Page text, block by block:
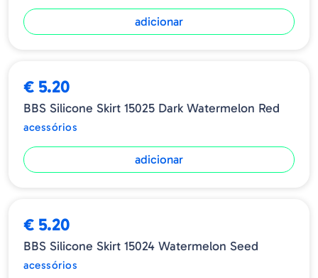
adicionar
€ 5.20
BBS Silicone Skirt 15025 Dark Watermelon Red
acessórios
adicionar
€ 5.20
BBS Silicone Skirt 15024 Watermelon Seed
acessórios